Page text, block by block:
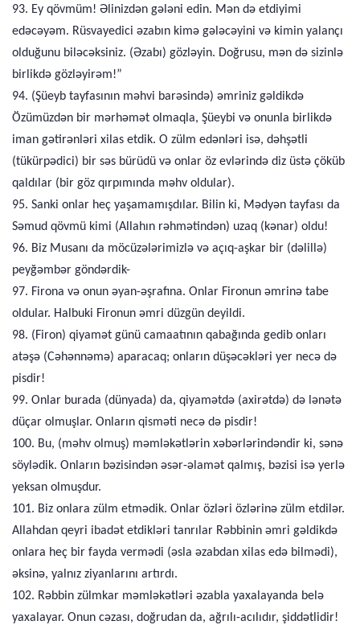
93. Ey qövmüm! Əlinizdən gələni edin. Mən də etdiyimi
edəcəyəm. Rüsvayedici əzabın kimə gələcəyini və kimin yalançı
olduğunu biləcəksiniz. (Əzabı) gözləyin. Doğrusu, mən də sizinlə
birlikdə gözləyirəm!”
94. (Şüeyb tayfasının məhvi barəsində) əmriniz gəldikdə
Özümüzdən bir mərhəmət olmaqla, Şüeybi və onunla birlikdə
iman gətirənləri xilas etdik. O zülm edənləri isə, dəhşətli
(tükürpədici) bir səs bürüdü və onlar öz evlərində diz üstə çöküb
qaldılar (bir göz qırpımında məhv oldular).
95. Sanki onlar heç yaşamamışdılar. Bilin ki, Mədyən tayfası da
Səmud qövmü kimi (Allahın rəhmətindən) uzaq (kənar) oldu!
96. Biz Musanı da möcüzələrimizlə və açıq-aşkar bir (dəlillə)
peyğəmbər göndərdik-
97. Firona və onun əyan-əşrafına. Onlar Fironun əmrinə tabe
oldular. Halbuki Fironun əmri düzgün deyildi.
98. (Firon) qiyamət günü camaatının qabağında gedib onları
atəşə (Cəhənnəmə) aparacaq; onların düşəcəkləri yer necə də
pisdir!
99. Onlar burada (dünyada) da, qiyamətdə (axirətdə) də lənətə
düçar olmuşlar. Onların qisməti necə də pisdir!
100. Bu, (məhv olmuş) məmləkətlərin xəbərlərindəndir ki, sənə
söylədik. Onların bəzisindən əsər-əlamət qalmış, bəzisi isə yerlə
yeksan olmuşdur.
101. Biz onlara zülm etmədik. Onlar özləri özlərinə zülm etdilər.
Allahdan qeyri ibadət etdikləri tanrılar Rəbbinin əmri gəldikdə
onlara heç bir fayda vermədi (əsla əzabdan xilas edə bilmədi),
əksinə, yalnız ziyanlarını artırdı.
102. Rəbbin zülmkar məmləkətləri əzabla yaxalayanda belə
yaxalayar. Onun cəzası, doğrudan da, ağrılı-acılıdır, şiddətlidir!